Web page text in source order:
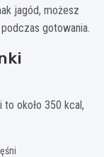
jagód, możesz
gotowania.
około 350 kcal,